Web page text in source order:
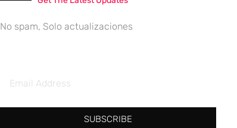
No spam, Solo actualizaciones
SUBSCRIBE